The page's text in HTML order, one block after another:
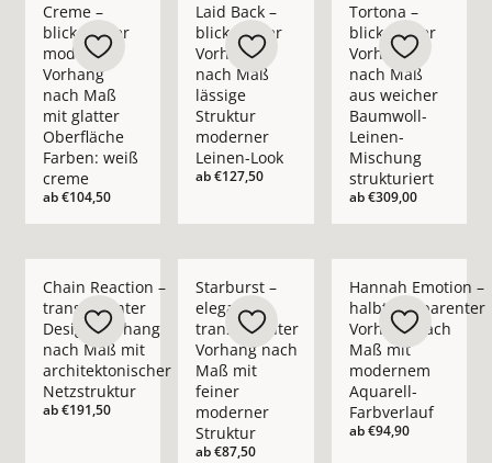
Creme –
blickdichter
moderner
Vorhang
nach Maß
mit glatter
Oberfläche
Farben: weiß
creme
ab€104,50
Laid Back –
blickdichter
Vorhang
nach Maß
lässige
Struktur
moderner
Leinen-Look
ab€127,50
Tortona –
blickdichter
Vorhang
nach Maß
aus weicher
Baumwoll-
Leinen-
Mischung
strukturiert
ab€309,00
Chain Reaction –
transparenter
Design-Vorhang
nach Maß mit
architektonischer
Netzstruktur
ab€191,50
Starburst –
eleganter
transparenter
Vorhang nach
Maß mit
feiner
moderner
Struktur
ab€87,50
Hannah Emotion –
halbtransparenter
Vorhang nach
Maß mit
modernem
Aquarell-
Farbverlauf
ab€94,90